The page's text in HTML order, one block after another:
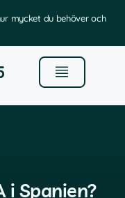
bästa programvarorna för
i Spanien?